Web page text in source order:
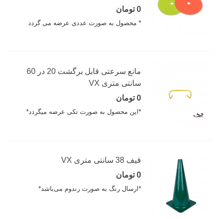
0 تومان
* محصول به صورت عددی عرضه می گردد
مانع سرعتی قابل برگشت 20 در 60
سانتی متری VX
0 تومان
*این محصول به صورت تکی عرضه میگردد*
قیف 38 سانتی متری VX
0 تومان
*ارسال رنگ به صورت رندوم می‌باشد*